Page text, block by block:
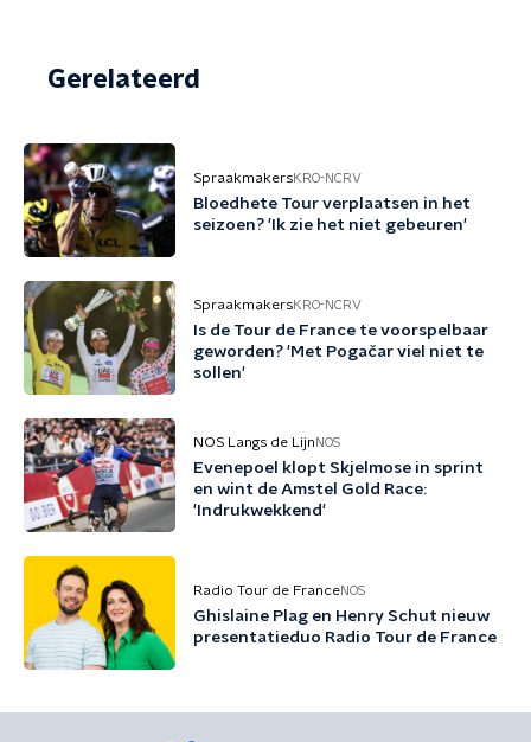
Gerelateerd
SpraakmakersKRO-NCRV
Bloedhete Tour verplaatsen in het
seizoen? 'Ik zie het niet gebeuren'
SpraakmakersKRO-NCRV
Is de Tour de France te voorspelbaar
geworden? 'Met Pogačar viel niet te
sollen'
NOS Langs de Lijn NOS
Evenepoel klopt Skjelmose in sprint
en wint de Amstel Gold Race:
'Indrukwekkend'
Radio Tour de FranceNOS
Ghislaine Plag en Henry Schut nieuw
presentatieduo Radio Tour de France